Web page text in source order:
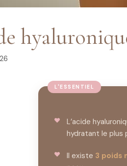
L’acide
hydratant le plus
Il existe 3 poids